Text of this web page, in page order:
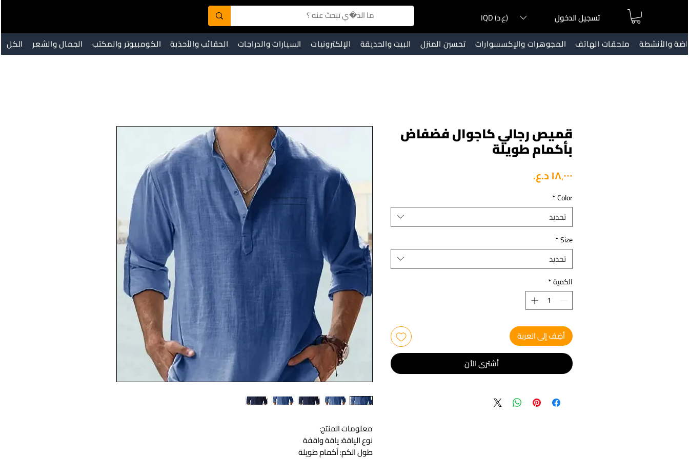
IQD (ع.د)
تسجيل الدخول
الكل
الجمال والشعر الكومبيوتر والمكتب الحقائب والأحذية السيارات والدراجات الإلكترونيات البيت والحديقة تحسين المنزل المجوهرات والإكسسوارات ملحقات الهاتف والأنشطة
معلومات المنتج:
نوع الياقة: ياقة واقفة
طول الكم: أكمام طويلة
قميص رجالي كاجوال فضفاض
بأكمام طويلة
Color
*
تحديد
Size
*
تحديد
الكمية*
أضِف إلى العربة
أشتري الأن